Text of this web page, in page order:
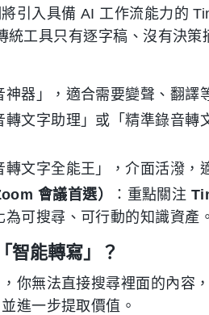
引入具備 AI 工作流能力的
工具只有逐字稿、沒有決策
神器」，適合需要變聲、翻譯
轉文字助理」或「精準錄音
轉文字全能王」，介面活潑，
會議首選）
：重點關注
可搜尋、可行動的知識資產。
智能轉寫」？
你無法直接搜尋裡面的內容
進一步提取價值。